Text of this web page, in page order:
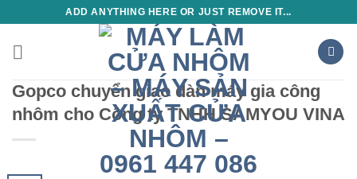
content
ADD ANYTHING HERE OR JUST REMOVE IT...
Gopco chuyển giao dàn máy gia công
nhôm cho Công ty TNHH SAMYOU VINA